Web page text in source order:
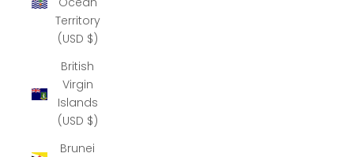
Territory
(USD $)
British
Virgin
Islands
(USD $)
Brunei